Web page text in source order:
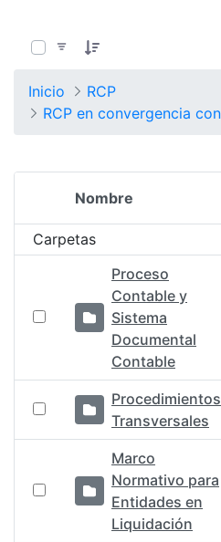
Inicio
RCP
Selección del elemento
Nombre
Carpetas
Proceso
Contable y
Sistema
Documental
Contable
Procedimientos
Transversales
Marco
Normativo para
Entidades en
Liquidación